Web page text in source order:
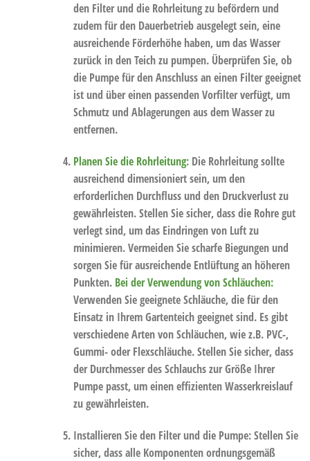
den Filter und die Rohrleitung zu befördern und
zudem für den Dauerbetrieb ausgelegt sein, eine
ausreichende Förderhöhe haben, um das Wasser
zurück in den Teich zu pumpen. Überprüfen Sie, ob
die Pumpe für den Anschluss an einen Filter geeignet
ist und über einen passenden Vorfilter verfügt, um
Schmutz und Ablagerungen aus dem Wasser zu
entfernen.
Planen Sie die Rohrleitung: Die Rohrleitung sollte
ausreichend dimensioniert sein, um den
erforderlichen Durchfluss und den Druckverlust zu
gewährleisten. Stellen Sie sicher, dass die Rohre gut
verlegt sind, um das Eindringen von Luft zu
minimieren. Vermeiden Sie scharfe Biegungen und
sorgen Sie für ausreichende Entlüftung an höheren
Punkten. Bei der Verwendung von Schläuchen:
Verwenden Sie geeignete Schläuche, die für den
Einsatz in Ihrem Gartenteich geeignet sind. Es gibt
verschiedene Arten von Schläuchen, wie z.B. PVC-,
Gummi- oder Flexschläuche. Stellen Sie sicher, dass
der Durchmesser des Schlauchs zur Größe Ihrer
Pumpe passt, um einen effizienten Wasserkreislauf
zu gewährleisten.
Installieren Sie den Filter und die Pumpe:Stellen Sie
sicher, dass alle Komponenten ordnungsgemäß